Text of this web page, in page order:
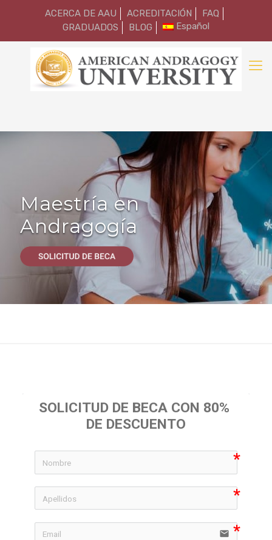
ACERCA DE AAU ACREDITACIÓN
FAQ
GRADUADOS
BLOG Español
Maestría en
Andragogía
SOLICITUD DE BECA CON 80%
DE DESCUENTO
icon-
icon-
email